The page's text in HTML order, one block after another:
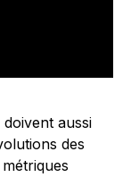
aussi
des